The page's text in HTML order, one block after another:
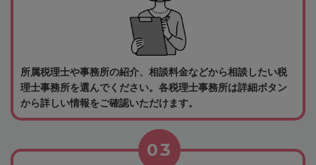
所属税理士や事務所の紹介、相談料金などから相談したい税
理士事務所を選んでください。各税理士事務所は詳細ボタン
から詳しい情報をご確認いただけます。
03